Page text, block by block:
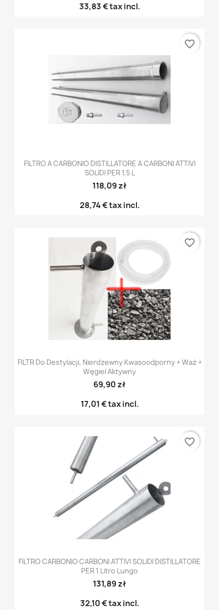
33,83 €tax incl.
FILTRO A CARBONIO DISTILLATORE A CARBONI ATTIVI
SOLIDI PER 1,5 L
118,09 zł
28,74 €tax incl.
favorite_border
FILTR Do Destylacji, Nierdzewny Kwasoodporny + Waż +
Węgiel Aktywny
69,90 zł
17,01 €tax incl.
favorite_border
FILTRO CARBONIO CARBONI ATTIVI SOLIDI DISTILLATORE
PER 1 Litro Lungo
131,89 zł
32,10 €tax incl.
favorite_border